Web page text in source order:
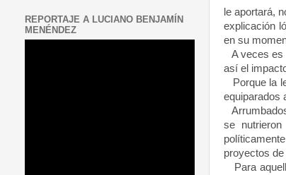
le aportará,
explicación
en su
A veces es
así el
Porque la
equiparados
se
proyectos
Para
REPORTAJE A LUCIANO BENJAMÍN
MENÉNDEZ